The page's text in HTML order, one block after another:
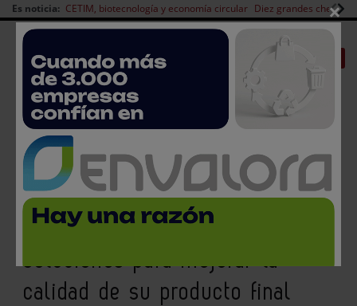
Es noticia: CETIM, biotecnología y economía circular Diez grandes chefs
Redes Sociales
Es noticia
| CANAL EMPLEO Login empresas Registro
TOMRA Sorting Food ofrece a
las empresas agroalimentarias
soluciones para mejorar la
calidad de su producto final
×